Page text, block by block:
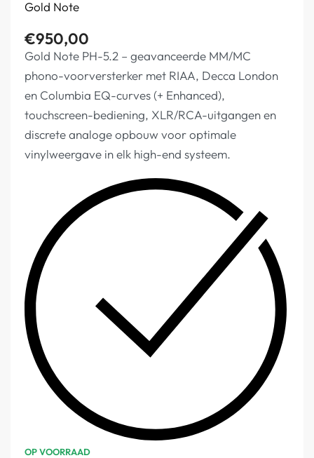
Gold Note
€950,00
Gold Note PH-5.2 – geavanceerde MM/MC
phono-voorversterker met RIAA, Decca London
en Columbia EQ-curves (+ Enhanced),
touchscreen-bediening, XLR/RCA-uitgangen en
discrete analoge opbouw voor optimale
vinylweergave in elk high-end systeem.
OP VOORRAAD